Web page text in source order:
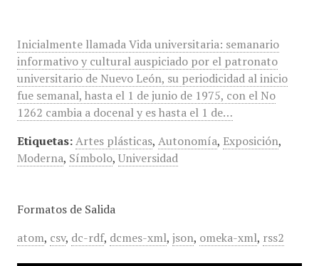
Inicialmente llamada Vida universitaria: semanario
informativo y cultural auspiciado por el patronato
universitario de Nuevo León, su periodicidad al inicio
fue semanal, hasta el 1 de junio de 1975, con el No
1262 cambia a docenal y es hasta el 1 de…
Etiquetas: Artes plásticas, Autonomía, Exposición,
Moderna, Símbolo, Universidad
Formatos de Salida
atom, csv, dc-rdf, dcmes-xml, json, omeka-xml, rss2